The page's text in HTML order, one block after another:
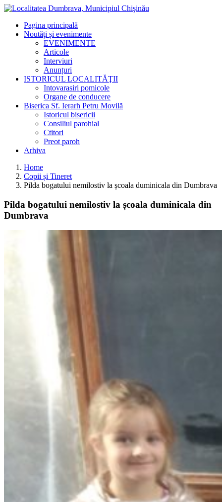
Pagina principală
Noutăți și evenimente
EVENIMENTE
Articole
Interviuri
Anunțuri
ISTORICUL LOCALITĂŢII
Intovarasiri pomicole
Organe de conducere
Biserica Sf. Ierarh Petru Movilă
Istoricul bisericii
Consiliul parohial
Ctitori
Preot paroh
Arhiva
Home
Copii și Tineret
Pilda bogatului nemilostiv la școala duminicala din Dumbrava
Pilda bogatului nemilostiv la școala duminicala din
Dumbrava